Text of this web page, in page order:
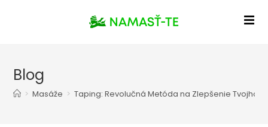
Blog
> Masáže > Taping: Revolučná Metóda na Zlepšenie Tvojho